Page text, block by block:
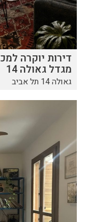
דירות יוקרה
מגדל גאולה 14
גאולה 14 תל אביב